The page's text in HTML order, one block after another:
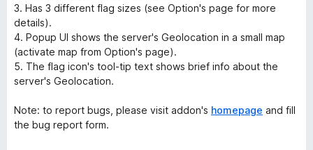
3. Has 3 different flag sizes (see Option's page for more
details).
4. Popup UI shows the server's Geolocation in a small map
(activate map from Option's page).
5. The flag icon's tool-tip text shows brief info about the
server's Geolocation.
Note: to report bugs, please visit addon's homepage and fill
the bug report form.